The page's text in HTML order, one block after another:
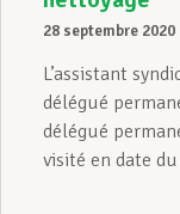
28 septembre 2020
L’assistant
délégué
délégué
visité en date